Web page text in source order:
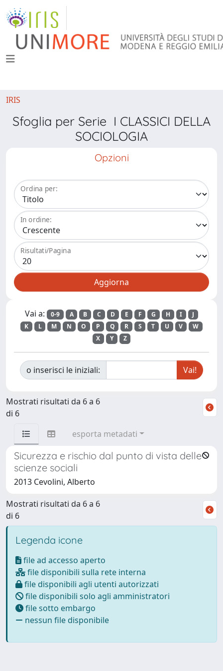
IRIS
Sfoglia per Serie I CLASSICI DELLA
SOCIOLOGIA
Opzioni
Ordina per:
In ordine:
Risultati/Pagina
Vai a: 0-9 A B C D E F G H I
J
K
L M N O P Q R S T U V
W
X
Y Z
o inserisci le iniziali:
Mostrati risultati da 6 a 6
di 6
esporta metadati
Sicurezza e rischio dal punto di vista delle
scienze sociali
2013 Cevolini, Alberto
Mostrati risultati da 6 a 6
di 6
Legenda icone
file ad accesso aperto
file disponibili sulla rete interna
file disponibili agli utenti autorizzati
file disponibili solo agli amministratori
file sotto embargo
nessun file disponibile